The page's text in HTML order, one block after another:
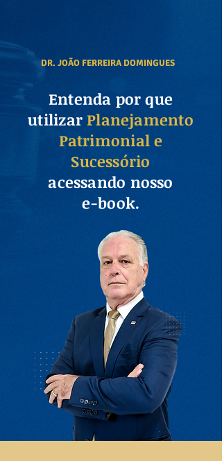
DR. JOÃO FERREIRA DOMINGUES
Entenda por que
utilizarPlanejamento
Patrimonial e
Sucessório
acessando nosso
e-book.